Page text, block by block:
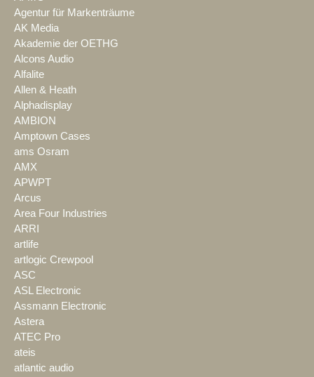
Agentur für Markenträume
AK Media
Akademie der OETHG
Alcons Audio
Alfalite
Allen & Heath
Alphadisplay
AMBION
Amptown Cases
ams Osram
AMX
APWPT
Arcus
Area Four Industries
ARRI
artlife
artlogic Crewpool
ASC
ASL Electronic
Assmann Electronic
Astera
ATEC Pro
ateis
atlantic audio